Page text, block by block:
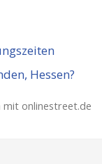
Hessen?
mit onlinestreet.de